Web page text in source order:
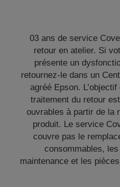
03 ans de service
retour en atelier. Si
présente un
retournez-le dans un
agréé Epson.
traitement du retour
ouvrables à partir de la
produit. Le service
couvre pas le
consommables,
maintenance et les